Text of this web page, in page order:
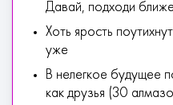
Давай, подходи
Хоть ярость
уже
В нелегкое будущее
как друзья (30